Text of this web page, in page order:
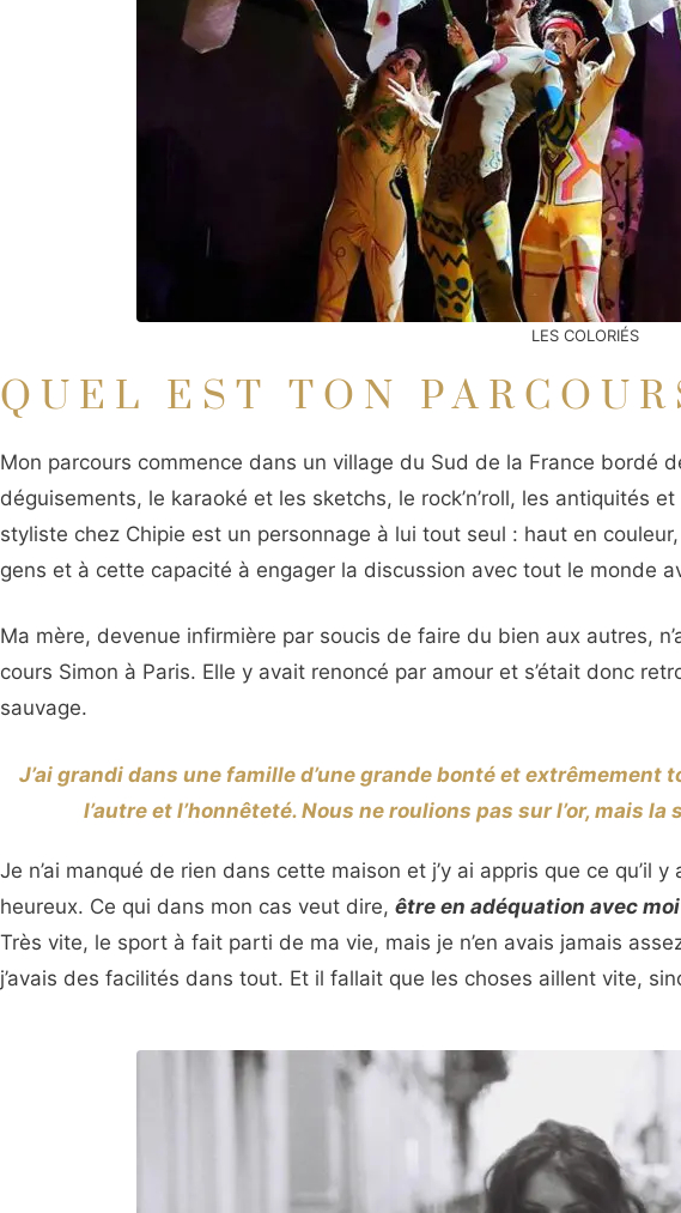
LES COLORIÉS
QUEL EST TON
Mon parcours commence dans un village du Sud de la France bordé
déguisements, le karaoké et les sketchs, le rock’n’roll, les antiquités
styliste chez Chipie est un personnage à lui tout seul : haut en
gens et à cette capacité à engager la discussion avec tout le monde
Ma mère, devenue infirmière par soucis de faire du bien aux autres,
cours Simon à Paris. Elle y avait renoncé par amour et s’était donc
sauvage.
J’ai grandi dans une famille d’une grande bonté et extrêmement
l’autre et l’honnêteté. Nous ne roulions pas sur l’or, mais
Je n’ai manqué de rien dans cette maison et j’y ai appris que ce qu’il
heureux. Ce qui dans mon cas veut dire, être en adéquation avec
Très vite, le sport à fait parti de ma vie, mais je n’en avais jamais
j’avais des facilités dans tout. Et il fallait que les choses aillent vite,